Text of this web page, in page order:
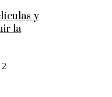
y
la